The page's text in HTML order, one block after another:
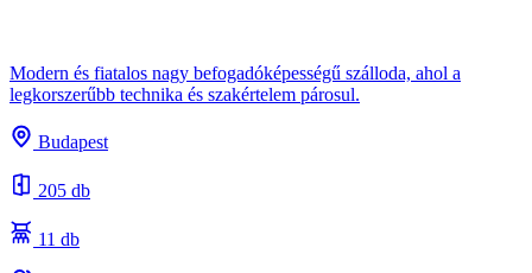
Modern és fiatalos nagy befogadóképességű szálloda, ahol a
legkorszerűbb technika és szakértelem párosul.
Budapest
205 db
11 db